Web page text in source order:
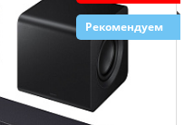
Рекомендуем